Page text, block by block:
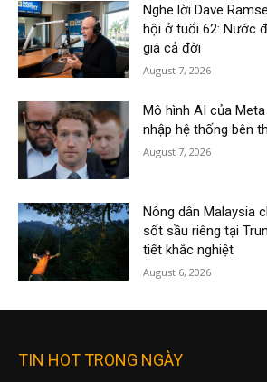
Nghe lời Dave
hội ở tuổi 62: Nước
giá cả đời
August 7, 2026
Mô hình AI của
nhập hệ thống bên
August 7, 2026
Nông dân Malaysia
sốt sầu riêng tại
tiết khắc nghiệt
August 6, 2026
TIN HOT TRONG NGÀY